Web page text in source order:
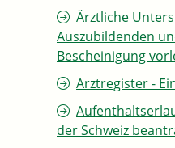
Ärztliche
Auszubildenden
Bescheinigung
Arztregister -
der Schweiz